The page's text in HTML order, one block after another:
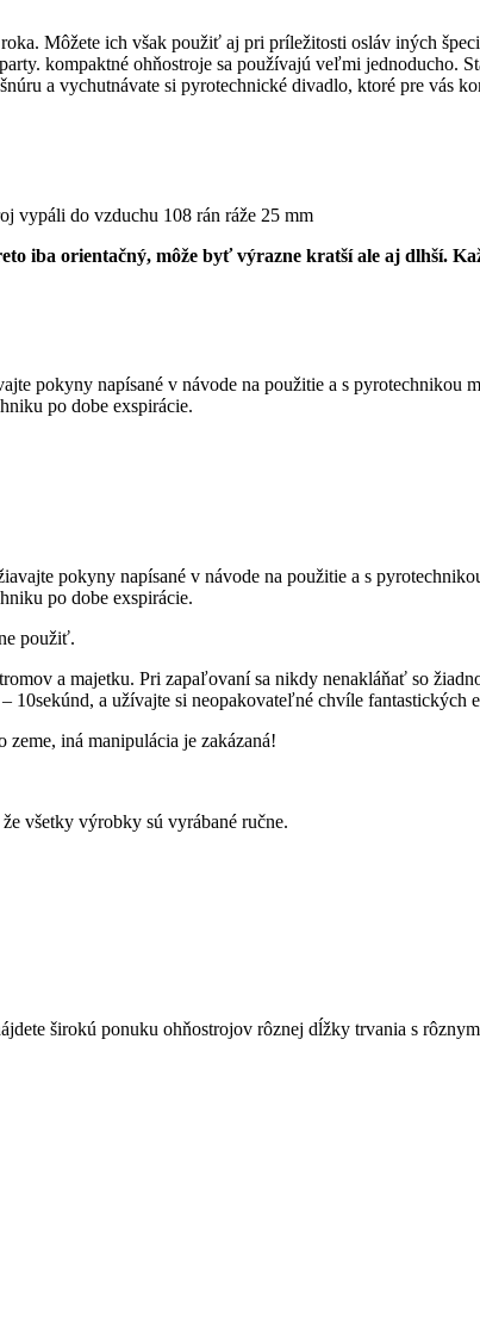
Môžete ich však použiť aj pri príležitosti osláv iných
kompaktné ohňostroje sa používajú veľmi jednoducho.
a vychutnávate si pyrotechnické divadlo, ktoré pre vás
vypáli do vzduchu 108 rán ráže 25 mm
iba orientačný, môže byť výrazne kratší ale aj dlhší.
pokyny napísané v návode na použitie a s pyrotechnikou
po dobe exspirácie.
pokyny napísané v návode na použitie a s
po dobe exspirácie.
použiť.
a majetku. Pri zapaľovaní sa nikdy nenakláňať so
a užívajte si neopakovateľné chvíle fantastických
iná manipulácia je zakázaná!
všetky výrobky sú vyrábané ručne.
širokú ponuku ohňostrojov rôznej dĺžky trvania s